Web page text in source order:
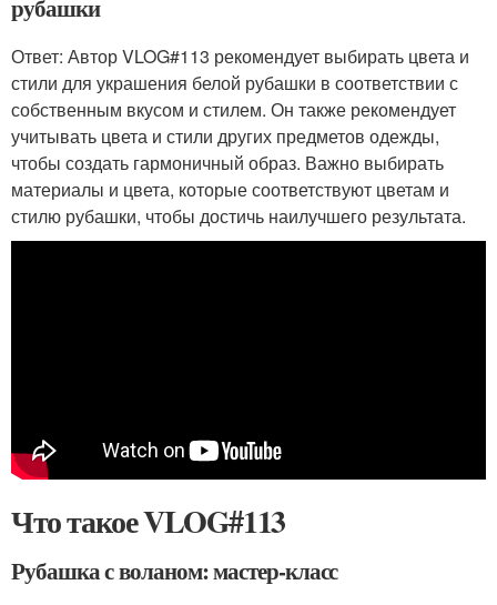
рубашки
Ответ: Автор VLOG#113 рекомендует выбирать цвета и
стили для украшения белой рубашки в соответствии с
собственным вкусом и стилем. Он также рекомендует
учитывать цвета и стили других предметов одежды,
чтобы создать гармоничный образ. Важно выбирать
материалы и цвета, которые соответствуют цветам и
стилю рубашки, чтобы достичь наилучшего результата.
Что такое VLOG#113
Рубашка с воланом: мастер-класс